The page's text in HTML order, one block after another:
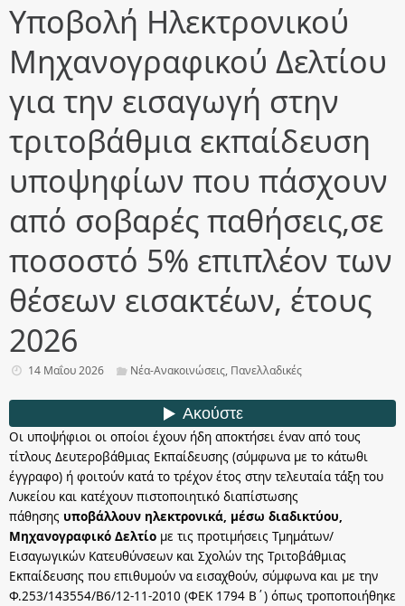
Υποβολή Ηλεκτρονικού
Μηχανογραφικού Δελτίου
για την εισαγωγή στην
τριτοβάθμια εκπαίδευση
υποψηφίων που πάσχουν
από σοβαρές παθήσεις,σε
ποσοστό 5% επιπλέον των
θέσεων εισακτέων, έτους
2026
14 Μαΐου 2026 Νέα-Ανακοινώσεις, Πανελλαδικές
Οι υποψήφιοι οι οποίοι έχουν ήδη αποκτήσει έναν από τους
τίτλους Δευτεροβάθμιας Εκπαίδευσης (σύμφωνα με το κάτωθι
έγγραφο) ή φοιτούν κατά το τρέχον έτος στην τελευταία τάξη του
Λυκείου και κατέχουν πιστοποιητικό διαπίστωσης
πάθησης υποβάλλουν ηλεκτρονικά, μέσω διαδικτύου,
Μηχανογραφικό Δελτίο με τις προτιμήσεις Τμημάτων/
Εισαγωγικών Κατευθύνσεων και Σχολών της Τριτοβάθμιας
Εκπαίδευσης που επιθυμούν να εισαχθούν, σύμφωνα και με την
Φ.253/143554/Β6/12-11-2010 (ΦΕΚ 1794 Β΄) όπως τροποποιήθηκε